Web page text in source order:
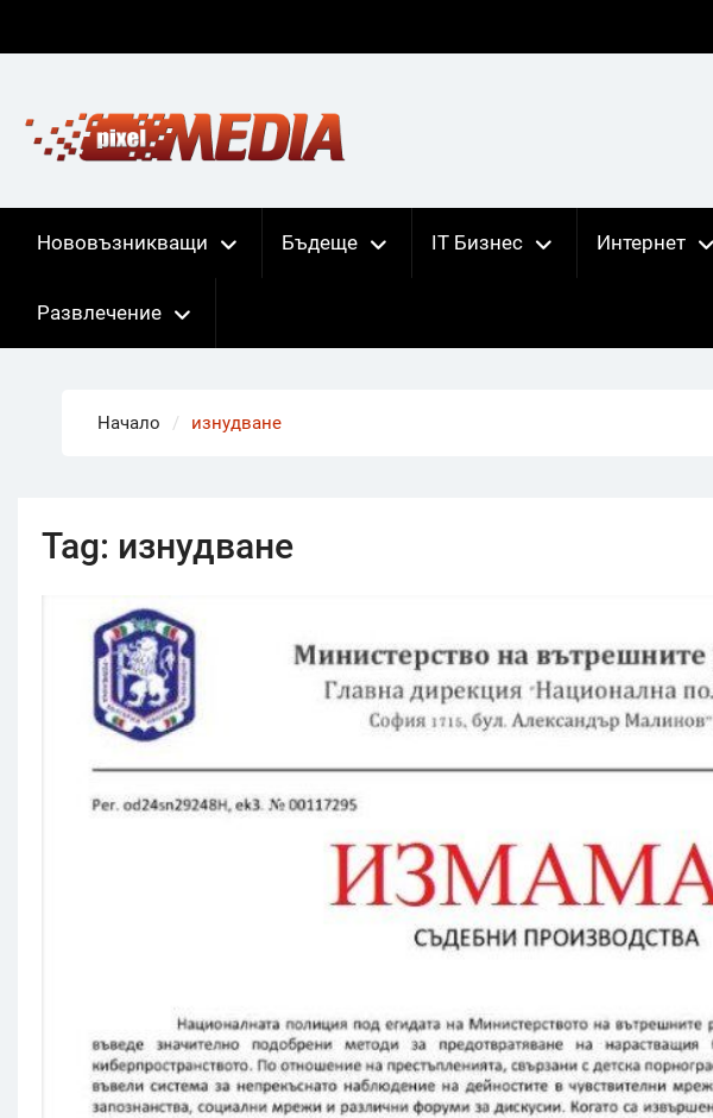
Нововъзникващи Бъдеще IT Бизнес Интернет
Развлечение
Начало изнудване
Tag: изнудване